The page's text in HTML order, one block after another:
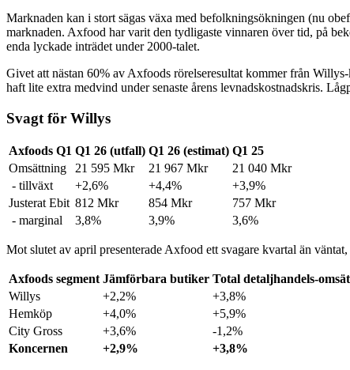
Marknaden kan i stort sägas växa med befolkningsökningen (nu
marknaden. Axfood har varit den tydligaste vinnaren över tid, på
enda lyckade inträdet under 2000-talet.
Givet att nästan 60% av Axfoods rörelseresultat kommer från
haft lite extra medvind under senaste årens levnadskostnadskris.
Svagt för Willys
Axfoods Q1 Q1 26 (utfall) Q1 26 (estimat) Q1 25
Omsättning
21 595 Mkr 21 967 Mkr
21 040 Mkr
- tillväxt
+2,6% +4,4%
+3,9%
Justerat Ebit 812 Mkr 854 Mkr
757 Mkr
- marginal
3,8% 3,9% 3,6%
Mot slutet av april presenterade Axfood ett svagare kvartal än
Axfoods segment Jämförbara butiker Total detaljhandels-
Willys
+2,2% +3,8%
Hemköp
+4,0% +5,9%
City Gross
+3,6% -1,2%
Koncernen
+2,9% +3,8%